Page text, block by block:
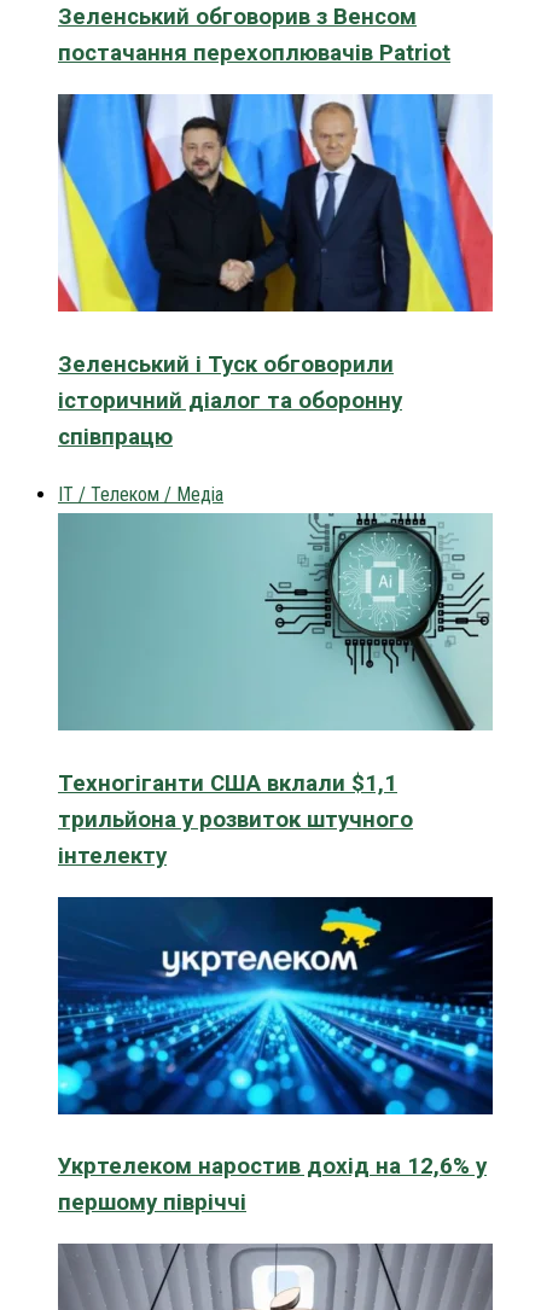
Зеленський обговорив з Венсом
постачання перехоплювачів Patriot
Зеленський і Туск обговорили
історичний діалог та оборонну
співпрацю
IT / Телеком / Медіа
Техногіганти США вклали $1,1
трильйона у розвиток штучного
інтелекту
Укртелеком наростив дохід на 12,6% у
першому півріччі